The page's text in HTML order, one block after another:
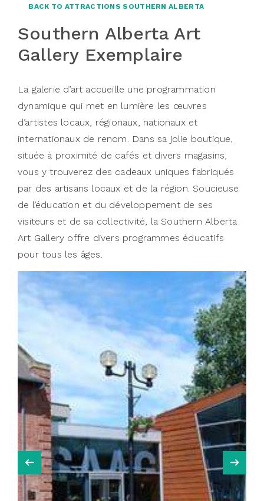
BACK TO ATTRACTIONS SOUTHERN ALBERTA
Southern Alberta Art
Gallery Exemplaire
La galerie d’art accueille une programmation
dynamique qui met en lumière les œuvres
d’artistes locaux, régionaux, nationaux et
internationaux de renom. Dans sa jolie boutique,
située à proximité de cafés et divers magasins,
vous y trouverez des cadeaux uniques fabriqués
par des artisans locaux et de la région. Soucieuse
de l’éducation et du développement de ses
visiteurs et de sa collectivité, la Southern Alberta
Art Gallery offre divers programmes éducatifs
pour tous les âges.